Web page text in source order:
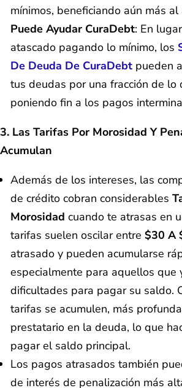
mínimos, beneficiando aún más al
Puede Ayudar CuraDebt: En
atascado pagando lo mínimo, los
De Deuda De CuraDebt pueden
tus deudas por una fracción de lo
poniendo fin a los pagos
3. Las Tarifas Por Morosidad Y
Acumulan
Además de los intereses, las
de crédito cobran considerables
Morosidad cuando te atrasas en
tarifas suelen oscilar entre $30 A
atrasado y pueden acumularse
especialmente para aquellos que
dificultades para pagar su saldo.
tarifas se acumulen, más
prestatario en la deuda, lo que
pagar el saldo principal.
Los pagos atrasados también
de interés de penalización más